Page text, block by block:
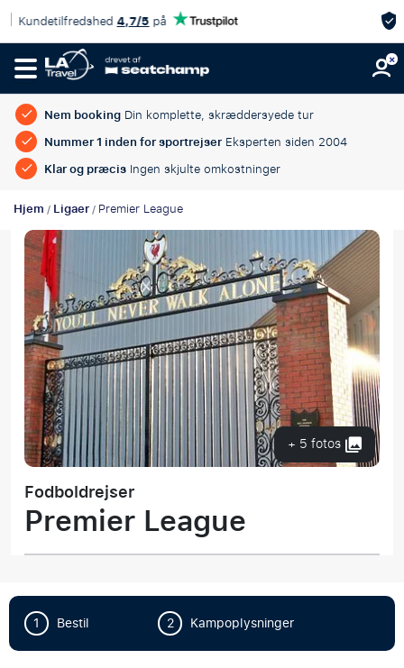
Eksklusiv kampændringsgaranti
Nem bookingDin komplette, skræddersyede tur
Nummer 1 inden for sportrejserEksperten siden 2004
Klar og præcisIngen skjulte omkostninger
Hjem/Ligaer/Premier League
+ 5 fotos
Fodboldrejser
Premier League
1 Bestil 2 Kampoplysninger